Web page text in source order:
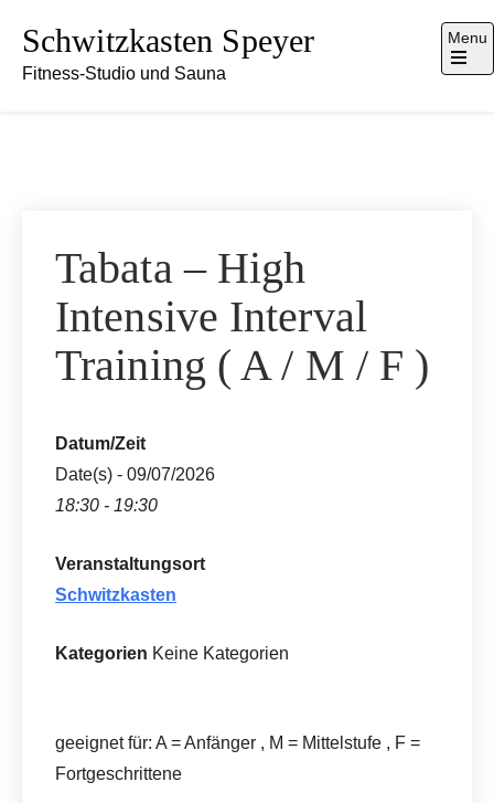
content
Schwitzkasten Speyer
Fitness-Studio und Sauna
Menu
Open
Tabata – High
Intensive Interval
Training ( A / M / F )
Datum/Zeit
Date(s) - 09/07/2026
18:30 - 19:30
Veranstaltungsort
Schwitzkasten
Kategorien Keine Kategorien
geeignet für: A = Anfänger , M = Mittelstufe , F =
Fortgeschrittene